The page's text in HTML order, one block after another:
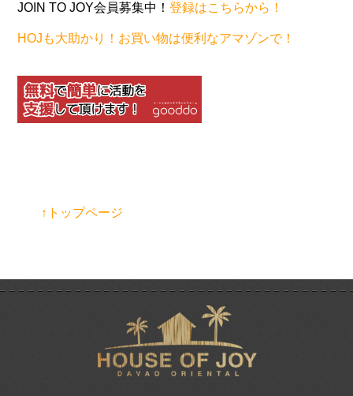
JOIN TO JOY会員募集中！登録はこちらから！
HOJも大助かり！お買い物は便利なアマゾンで！
↑トップページ